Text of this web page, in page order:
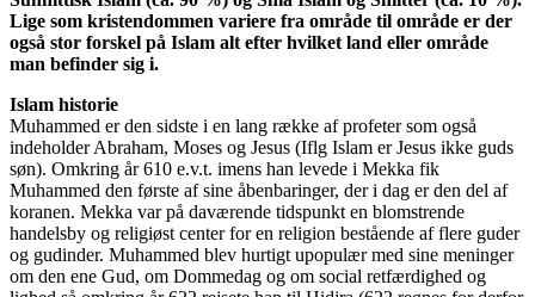
Lige som kristendommen variere fra område til område er der
også stor forskel på Islam alt efter hvilket land eller område
man befinder sig i.
Islam historie
Muhammed er den sidste i en lang række af profeter som også
indeholder Abraham, Moses og Jesus (Iflg Islam er Jesus ikke guds
søn). Omkring år 610 e.v.t. imens han levede i Mekka fik
Muhammed den første af sine åbenbaringer, der i dag er den del af
koranen. Mekka var på daværende tidspunkt en blomstrende
handelsby og religiøst center for en religion bestående af flere guder
og gudinder. Muhammed blev hurtigt upopulær med sine meninger
om den ene Gud, om Dommedag og om social retfærdighed og